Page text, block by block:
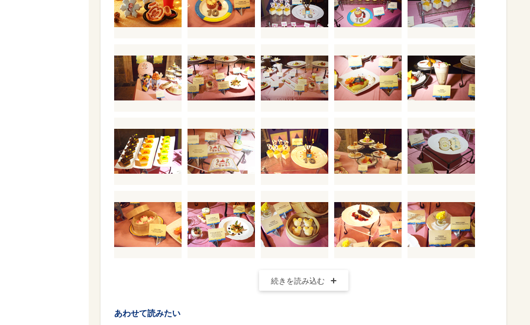
続きを読み込む
あわせて読みたい